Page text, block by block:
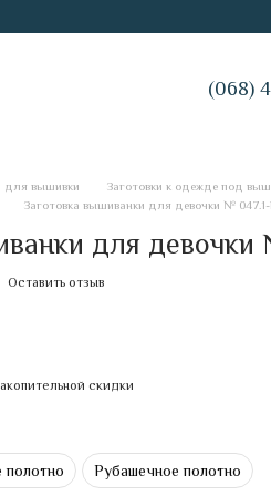
(068)
для вышивки Заготовки к одежде под
Заготовка вышиванки для девочки №
для
Оставить отзыв
скидки
полотно Рубашечное полотно